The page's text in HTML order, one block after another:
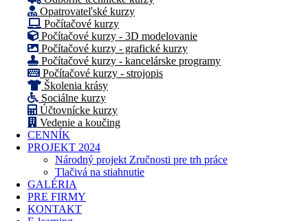
Opatrovateľské kurzy
Počítačové kurzy
Počítačové kurzy - 3D modelovanie
Počítačové kurzy - grafické kurzy
Počítačové kurzy - kancelárske programy
Počítačové kurzy - strojopis
Školenia krásy
Sociálne kurzy
Účtovnícke kurzy
Vedenie a koučing
CENNÍK
PROJEKT 2024
Národný projekt Zručnosti pre trh práce
Tlačivá na stiahnutie
GALÉRIA
PRE FIRMY
KONTAKT